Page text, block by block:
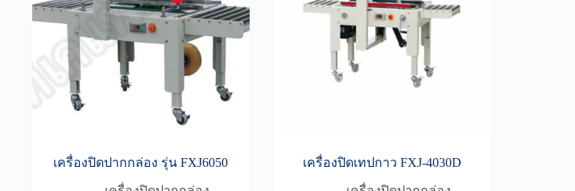
เครื่องปิดปากกล่อง รุ่น FXJ6050 เครื่องปิดเทปกาว FXJ-4030D